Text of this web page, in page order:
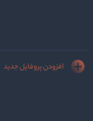
افزودن پروفایل جدید